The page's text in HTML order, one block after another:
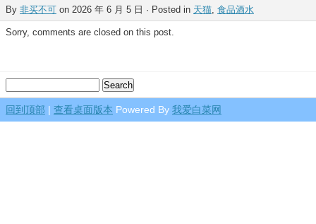
By 非买不可 on 2026 年 6 月 5 日 · Posted in 天猫, 食品酒水
Sorry, comments are closed on this post.
回到顶部 | 查看桌面版本 Powered By 我爱白菜网